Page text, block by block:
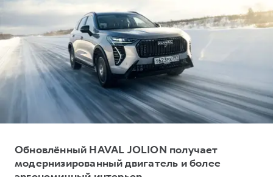
DARGO
от 3 199 000 ₽
DARGO X
от 3 499 000 ₽
F7 F7X
от 3 599 000 ₽
Тест-драйв
Трейд-ин
КРЕДИТ И СТРАХОВАНИЕ
Кредитный калькулятор
КОРПОРАТИВНЫМ КЛИЕНТАМ
СЕРВИСНОЕ ОБСЛУЖИВАНИЕ
Нулевое ТО
Программа «Помощь на дороге»
Регламенты технического обслуживания
Электронный ПТС
GWM Безопасность
Наша команда
Контакты
Обновлённый HAVAL JOLION получает
модернизированный двигатель и более